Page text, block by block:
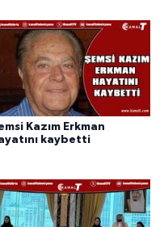
Kazım Erkman
kaybetti